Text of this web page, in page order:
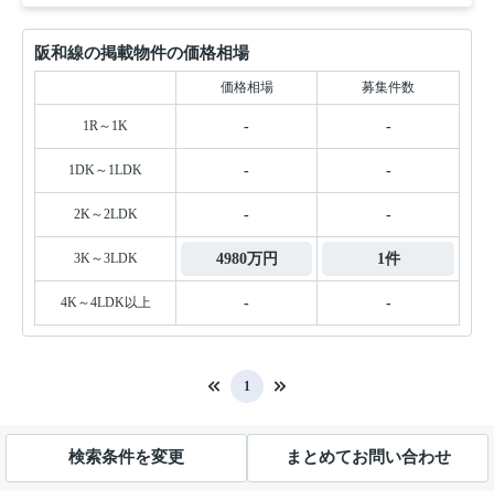
阪和線の掲載物件の価格相場
価格相場 募集件数
1R～1K - -
1DK～1LDK - -
2K～2LDK - -
3K～3LDK 4980万円 1件
4K～4LDK以上 - -
1
検索条件を変更 まとめてお問い合わせ